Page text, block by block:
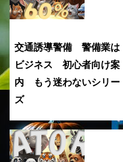
交通誘導警備 警備業は
ビジネス 初心者向け案
内 もう迷わないシリー
ズ